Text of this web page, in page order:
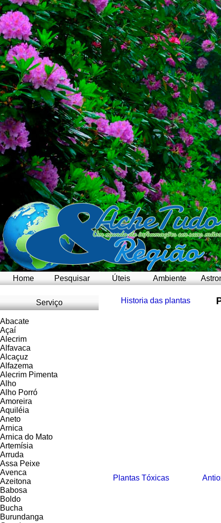
Home Pesquisar Úteis Ambiente
Serviço
Abacate
Açaí
Alecrim
Alfavaca
Alcaçuz
Alfazema
Alecrim Pimenta
Alho
Alho Porró
Amoreira
Aquiléia
Aneto
Arnica
Arnica do Mato
Artemísia
Arruda
Assa Peixe
Avenca
Azeitona
Babosa
Boldo
Bucha
Burundanga
Historia das plantas
Plantas Tóxicas